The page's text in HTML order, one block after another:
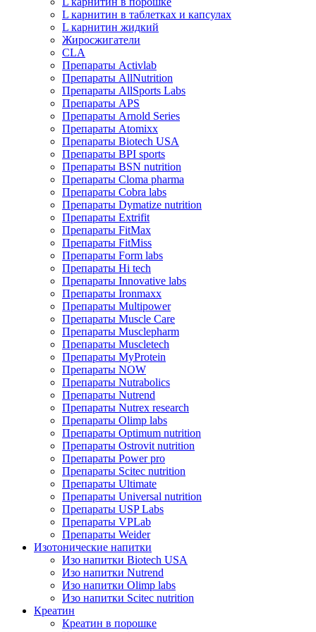
L карнитин в таблетках и капсулах
L карнитин жидкий
Жиросжигатели
CLA
Препараты Activlab
Препараты AllNutrition
Препараты AllSports Labs
Препараты APS
Препараты Arnold Series
Препараты Atomixx
Препараты Biotech USA
Препараты BPI sports
Препараты BSN nutrition
Препараты Cloma pharma
Препараты Cobra labs
Препараты Dymatize nutrition
Препараты Extrifit
Препараты FitMax
Препараты FitMiss
Препараты Form labs
Препараты Hi tech
Препараты Innovative labs
Препараты Ironmaxx
Препараты Multipower
Препараты Muscle Care
Препараты Musclepharm
Препараты Muscletech
Препараты MyProtein
Препараты NOW
Препараты Nutrabolics
Препараты Nutrend
Препараты Nutrex research
Препараты Olimp labs
Препараты Optimum nutrition
Препараты Ostrovit nutrition
Препараты Power pro
Препараты Scitec nutrition
Препараты Ultimate
Препараты Universal nutrition
Препараты USP Labs
Препараты VPLab
Препараты Weider
Изотонические напитки
Изо напитки Biotech USA
Изо напитки Nutrend
Изо напитки Olimp labs
Изо напитки Scitec nutrition
Креатин
Креатин в порошке